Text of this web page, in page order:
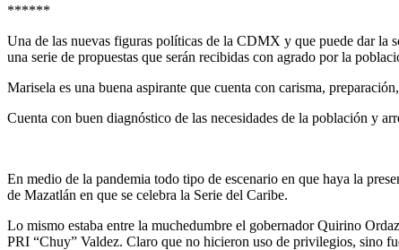
******
Una de las nuevas figuras políticas de la CDMX y que puede dar la
una serie de propuestas que serán recibidas con agrado por la
Marisela es una buena aspirante que cuenta con carisma,
Cuenta con buen diagnóstico de las necesidades de la población y
En medio de la pandemia todo tipo de escenario en que haya la
de Mazatlán en que se celebra la Serie del Caribe.
Lo mismo estaba entre la muchedumbre el gobernador Quirino
PRI “Chuy” Valdez. Claro que no hicieron uso de privilegios, sino